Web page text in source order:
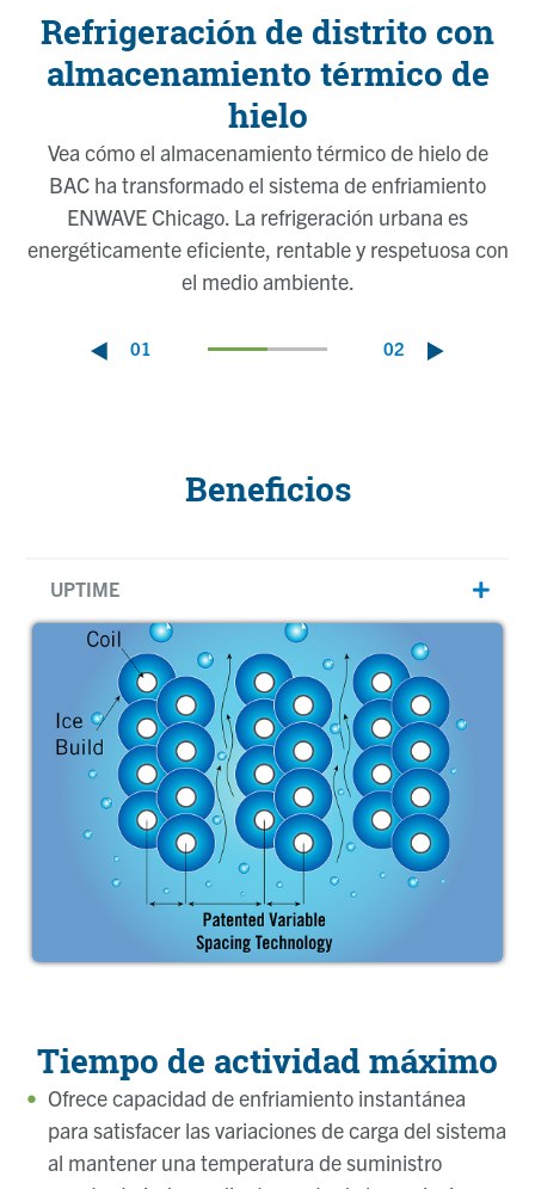
Refrigeración de distrito con
almacenamiento térmico de
hielo
Vea cómo el almacenamiento térmico de hielo de
BAC ha transformado el sistema de enfriamiento
ENWAVE Chicago. La refrigeración urbana es
energéticamente eficiente, rentable y respetuosa con
el medio ambiente.
01 02
Beneficios
UPTIME
Tiempo de actividad máximo
Ofrece capacidad de enfriamiento instantánea
para satisfacer las variaciones de carga del sistema
al mantener una temperatura de suministro